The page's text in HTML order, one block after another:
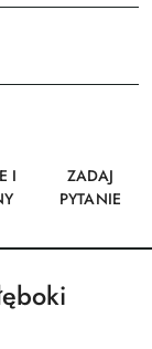
I
ZADAJ
PYTANIE